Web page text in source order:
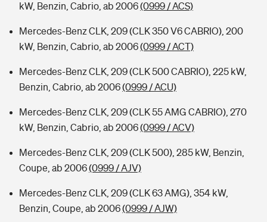
kW, Benzin, Cabrio, ab 2006(0999 / ACS)
Mercedes-Benz CLK, 209 (CLK 350 V6 CABRIO), 200
kW, Benzin, Cabrio, ab 2006(0999 / ACT)
Mercedes-Benz CLK, 209 (CLK 500 CABRIO), 225 kW,
Benzin, Cabrio, ab 2006(0999 / ACU)
Mercedes-Benz CLK, 209 (CLK 55 AMG CABRIO), 270
kW, Benzin, Cabrio, ab 2006(0999 / ACV)
Mercedes-Benz CLK, 209 (CLK 500), 285 kW, Benzin,
Coupe, ab 2006(0999 / AJV)
Mercedes-Benz CLK, 209 (CLK 63 AMG), 354 kW,
Benzin, Coupe, ab 2006(0999 / AJW)